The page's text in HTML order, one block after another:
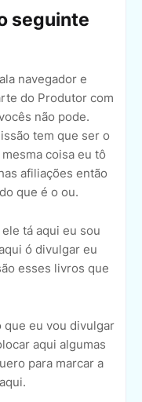
seguinte
navegador e
do Produtor com
não pode.
tem que ser o
coisa eu tô
afiliações então
que é o ou.
tá aqui eu sou
ó divulgar eu
esses livros que
que eu vou divulgar
aqui algumas
para marcar a